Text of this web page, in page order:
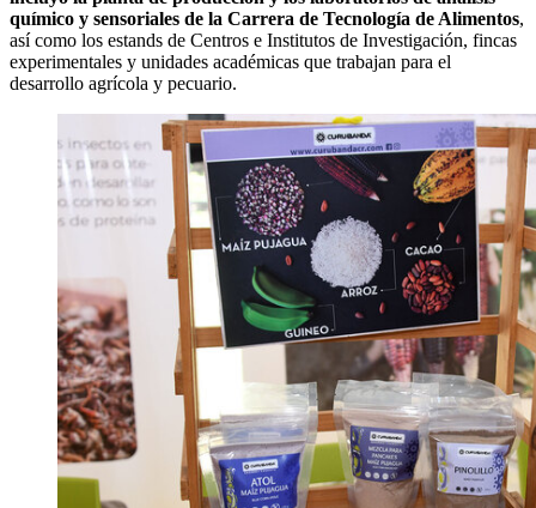
químico y sensoriales de la Carrera de Tecnología de Alimentos,
así como los estands de Centros e Institutos de Investigación, fincas
experimentales y unidades académicas que trabajan para el
desarrollo agrícola y pecuario.